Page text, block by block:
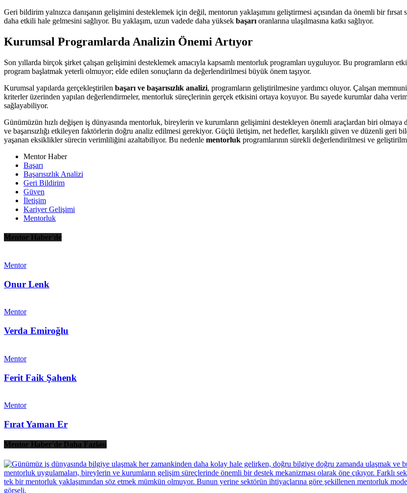
Geri bildirim yalnızca danışanın gelişimini desteklemek için değil, mentorun yaklaşımını geliştirmesi açısından da önemli bir
daha etkili hale gelmesini sağlıyor. Bu yaklaşım, uzun vadede daha yüksek başarı oranlarına ulaşılmasına katkı sağlıyor.
Kurumsal Programlarda Analizin Önemi Artıyor
Son yıllarda birçok şirket çalışan gelişimini desteklemek amacıyla kapsamlı mentorluk programları uyguluyor. Bu programların
program başlatmak yeterli olmuyor; elde edilen sonuçların da değerlendirilmesi büyük önem taşıyor.
Kurumsal yapılarda gerçekleştirilen başarı ve başarısızlık analizi, programların geliştirilmesine yardımcı oluyor. Çalışan
kriterler üzerinden yapılan değerlendirmeler, mentorluk süreçlerinin gerçek etkisini ortaya koyuyor. Bu sayede kurumlar daha
sağlayabiliyor.
Günümüzün hızlı değişen iş dünyasında mentorluk, bireylerin ve kurumların gelişimini destekleyen önemli araçlardan biri
ve başarısızlığı etkileyen faktörlerin doğru analiz edilmesi gerekiyor. Güçlü iletişim, net hedefler, karşılıklı güven ve düzenli geri
yaşanan eksiklikler sürecin verimliliğini azaltabiliyor. Bu nedenle mentorluk programlarının sürekli değerlendirilmesi ve
Mentor Haber
Başarı
Başarısızlık Analizi
Geri Bildirim
Güven
İletişim
Kariyer Gelişimi
Mentorluk
Mentor Haber'de
Mentor
Onur Lenk
Mentor
Verda Emiroğlu
Mentor
Ferit Faik Şahenk
Mentor
Fırat Yaman Er
Mentor Haber'de Daha Fazlası